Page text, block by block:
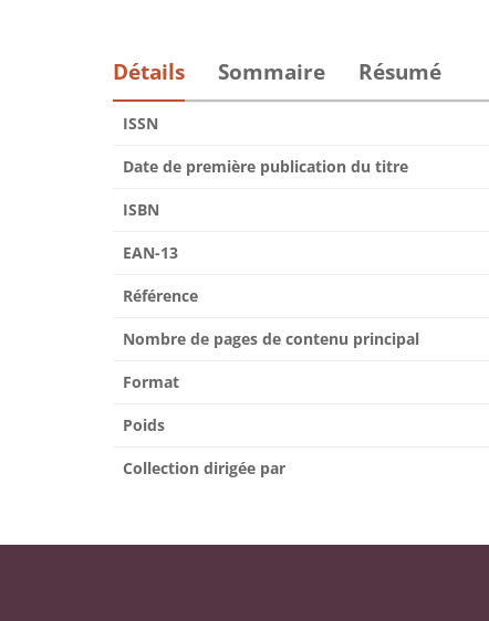
Détails Sommaire Résumé
ISSN
Date de première publication du titre
ISBN
EAN-13
Référence
Nombre de pages de contenu principal
Format
Poids
Collection dirigée par